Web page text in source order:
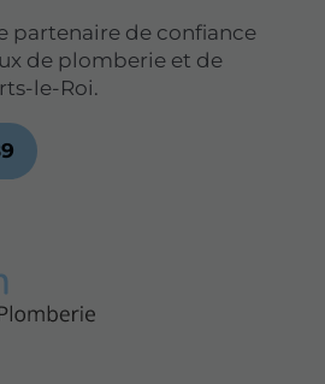
partenaire de confiance
de plomberie et de
le-Roi.